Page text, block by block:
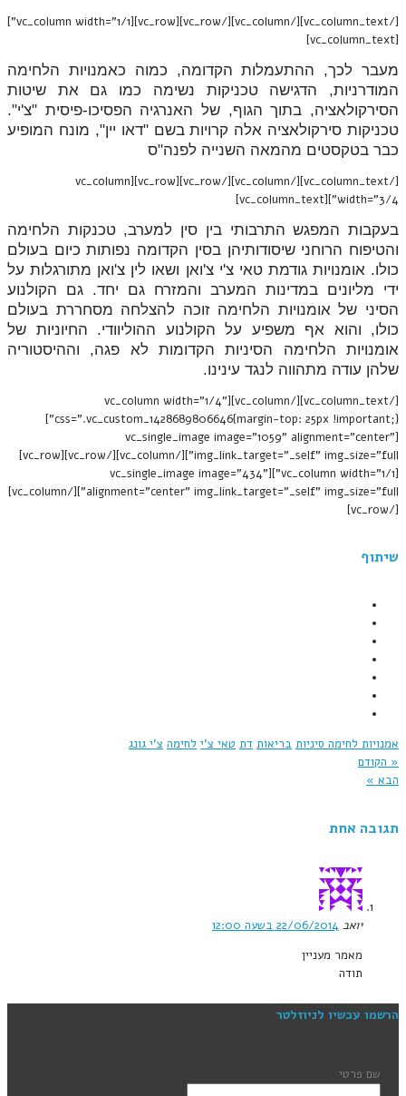
[/vc_column_text][/vc_column][/vc_row][vc_row][vc_column width="1/1"]
[vc_column_text]
מעבר לכך, ההתעמלות הקדומה, כמוה כאמנויות הלחימה
המודרניות, הדגישה טכניקות נשימה כמו גם את שיטות
הסירקולאציה, בתוך הגוף, של האנרגיה הפסיכו-פיסית "צ'י".
טכניקות סירקולאציה אלה קרויות בשם "דאו יין", מונח המופיע
כבר בטקסטים מהמאה השנייה לפנה"ס
[/vc_column_text][/vc_column][/vc_row][vc_row][vc_column
width="3/4"][vc_column_text]
בעקבות המפגש התרבותי בין סין למערב, טכנקות הלחימה
והטיפוח הרוחני שיסודותיהן בסין הקדומה נפותות כיום בעולם
כולו. אומנויות גודמת טאי צ'י צ'ואן ושאו לין צ'ואן מתורגלות על
ידי מליונים במדינות המערב והמזרח גם יחד. גם הקולנוע
הסיני של אומנויות הלחימה זוכה להצלחה מסחררת בעולם
כולו, והוא אף משפיע על הקולנוע ההוליוודי. החיוניות של
אומנויות הלחימה הסיניות הקדומות לא פגה, וההיסטוריה
שלהן עודה מתהווה לנגד עינינו.
[/vc_column_text][/vc_column][vc_column width="1/4"
css=".vc_custom_1428689806646{margin-top: 25px !important;}"]
[vc_single_image image="1059" alignment="center"
img_link_target="_self" img_size="full"][/vc_column][/vc_row][vc_row]
[vc_column width="1/1"][vc_single_image image="434"
alignment="center" img_link_target="_self" img_size="full"][/vc_column]
[/vc_row]
שיתוף
אמנויות לחימה סיניות בריאות דת טאי צ'י לחימה צ'י גונג
« הקודם
הבא »
תגובה אחת
יואב 22/06/2014 בשעה 12:00
מאמר מעניין
תודה
הרשמו עכשיו לניוזלטר
שם פרטי